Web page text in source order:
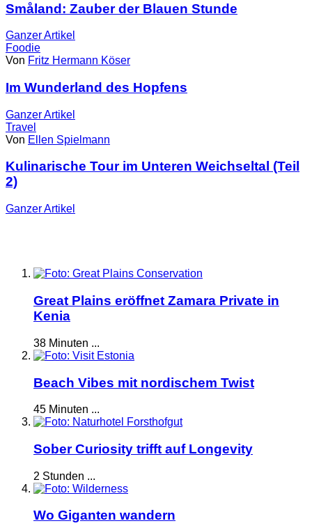
Småland: Zauber der Blauen Stunde
GanzerArtikel
Foodie
Von Fritz Hermann Köser
Im Wunderland des Hopfens
GanzerArtikel
Travel
Von Ellen Spielmann
Kulinarische Tour im Unteren Weichseltal (Teil
2)
GanzerArtikel
Great Plains eröffnet Zamara Private in
Kenia
38 Minuten ...
Beach Vibes mit nordischem Twist
45 Minuten ...
Sober Curiosity trifft auf Longevity
2 Stunden ...
Wo Giganten wandern